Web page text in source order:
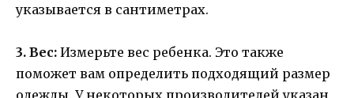
указывается в сантиметрах.
3. Вес: Измерьте вес ребенка. Это также
поможет вам определить подходящий размер
одежды. У некоторых производителей указан